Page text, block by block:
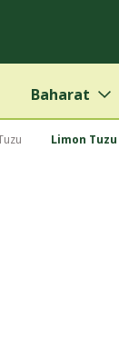
Baharat
Limon